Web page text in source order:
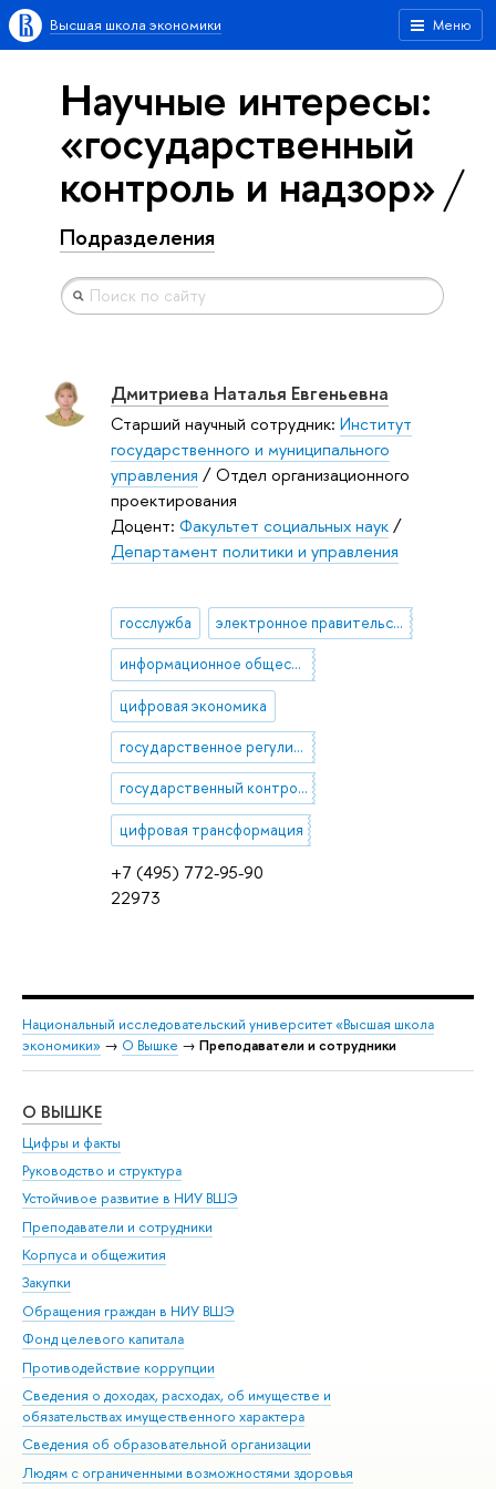
Меню
Высшая школа экономики
Научные интересы:
«государственный
контроль и надзор»
Подразделения
+7 (495) 772-95-90
22973
Дмитриева Наталья Евгеньевна
Старший научный сотрудник: Институт
государственного и муниципального
управления / Отдел организационного
проектирования
Доцент: Факультет социальных наук/
Департамент политики и управления
госслужба электронное правительство
информационное общество
цифровая экономика
государственное регулирование
государственный контроль и надзор
цифровая трансформация
Национальный исследовательский университет «Высшая школа
экономики» → О Вышке → Преподаватели и сотрудники
О ВЫШКЕ
Цифры и факты
Руководство и структура
Устойчивое развитие в НИУ ВШЭ
Преподаватели и сотрудники
Корпуса и общежития
Закупки
Обращения граждан в НИУ ВШЭ
Фонд целевого капитала
Противодействие коррупции
Сведения о доходах, расходах, об имуществе и
обязательствах имущественного характера
Сведения об образовательной организации
Людям с ограниченными возможностями здоровья